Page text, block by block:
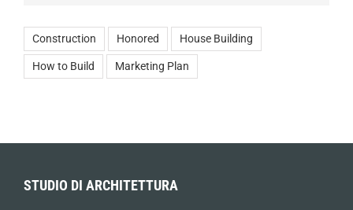
Construction Honored House Building
How to Build Marketing Plan
STUDIO DI ARCHITETTURA